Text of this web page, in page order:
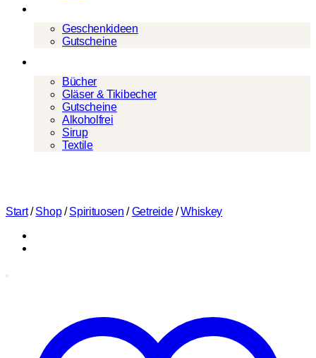
Geschenkideen
Gutscheine
Bücher
Gläser & Tikibecher
Gutscheine
Alkoholfrei
Sirup
Textile
Start / Shop / Spirituosen / Getreide / Whiskey